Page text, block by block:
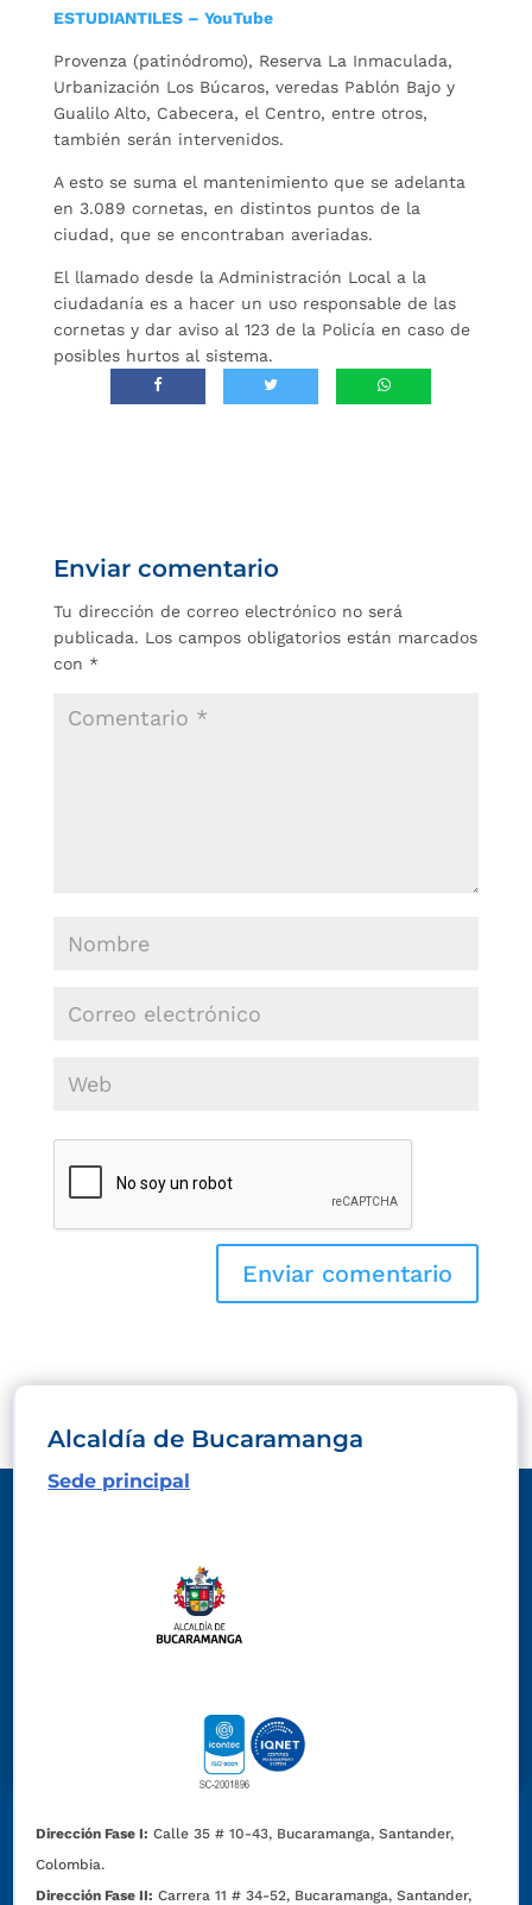
ESTUDIANTILES – YouTube
Provenza (patinódromo), Reserva La Inmaculada,
Urbanización Los Búcaros, veredas Pablón Bajo y
Gualilo Alto, Cabecera, el Centro, entre otros,
también serán intervenidos.
A esto se suma el mantenimiento que se adelanta
en 3.089 cornetas, en distintos puntos de la
ciudad, que se encontraban averiadas.
El llamado desde la Administración Local a la
ciudadanía es a hacer un uso responsable de las
cornetas y dar aviso al 123 de la Policía en caso de
posibles hurtos al sistema.
Enviar comentario
Tu dirección de correo electrónico no será
publicada. Los campos obligatorios están marcados
con *
Alcaldía de Bucaramanga
Sede principal
Dirección Fase I: Calle 35 # 10-43, Bucaramanga, Santander,
Colombia.
Dirección Fase II: Carrera 11 # 34-52, Bucaramanga, Santander,